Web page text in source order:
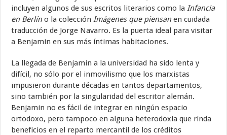
incluyen algunos de sus escritos literarios como laInfancia
en Berlín o la colecciónImágenes que piensan en cuidada
traducción de Jorge Navarro. Es la puerta ideal para visitar
a Benjamin en sus más íntimas habitaciones.
La llegada de Benjamin a la universidad ha sido lenta y
difícil, no sólo por el inmovilismo que los marxistas
impusieron durante décadas en tantos departamentos,
sino también por la singularidad del escritor alemán.
Benjamin no es fácil de integrar en ningún espacio
ortodoxo, pero tampoco en alguna heterodoxia que rinda
beneficios en el reparto mercantil de los créditos